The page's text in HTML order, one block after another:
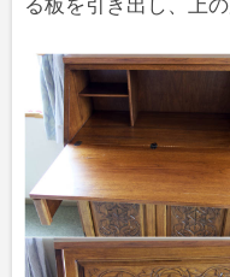
る板を引き出し、上